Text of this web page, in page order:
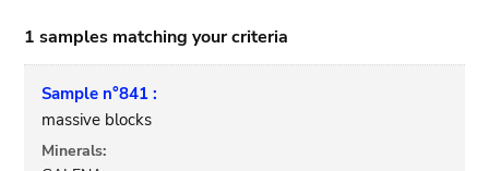
1 samples matching your criteria
Sample n°841 :
massive blocks
Minerals: